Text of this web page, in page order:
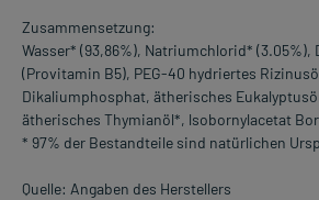
Zusammensetzung:
Wasser* (93,86%), Natriumchlorid* (3.05%),
(Provitamin B5), PEG-40 hydriertes
Dikaliumphosphat, ätherisches
ätherisches Thymianöl*, lsobornylacetat
* 97% der Bestandteile sind natürlichen
Quelle: Angaben des Herstellers